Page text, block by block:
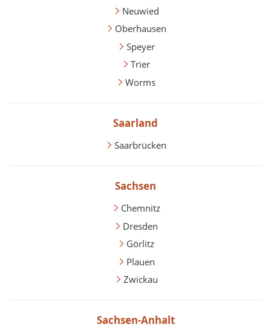
Neuwied
Oberhausen
Speyer
Trier
Worms
Saarland
Saarbrücken
Sachsen
Chemnitz
Dresden
Görlitz
Plauen
Zwickau
Sachsen-Anhalt